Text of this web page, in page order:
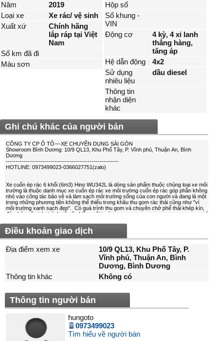
Năm
2019
Loại xe
Xe rác/ vệ sinh
Xuất xứ
Chính hãng
lắp ráp tại Việt
Nam
Số km đã đi
Màu sơn
Hộp số
Số khung -
VIN
Động cơ
4 kỳ, 4 xi lanh
thẳng hàng,
tăng áp
Hệ dẫn động
4x2
Sử dụng
nhiêu liệu
dầu diesel
Thông tin
nhận diện
khác
Ghi chú khác của người bán
Điều khoản giao dịch
Địa điểm xem xe
10/9 QL13, Khu Phố Tây, P.
Vĩnh phú, Thuận An, Bình
Dương, Bình Dương
Thông tin khác
Không có
Thông tin người bán
hungoto
0973499023
Tìm hiểu về người bán